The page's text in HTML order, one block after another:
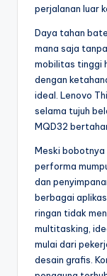
perjalanan luar
Daya tahan
mana saja
mobilitas tinggi
dengan
ideal. Lenovo
selama tujuh
MQD32
Meski
performa
dan
berbagai
ringan tidak
multitasking,
mulai dari
desain grafis.